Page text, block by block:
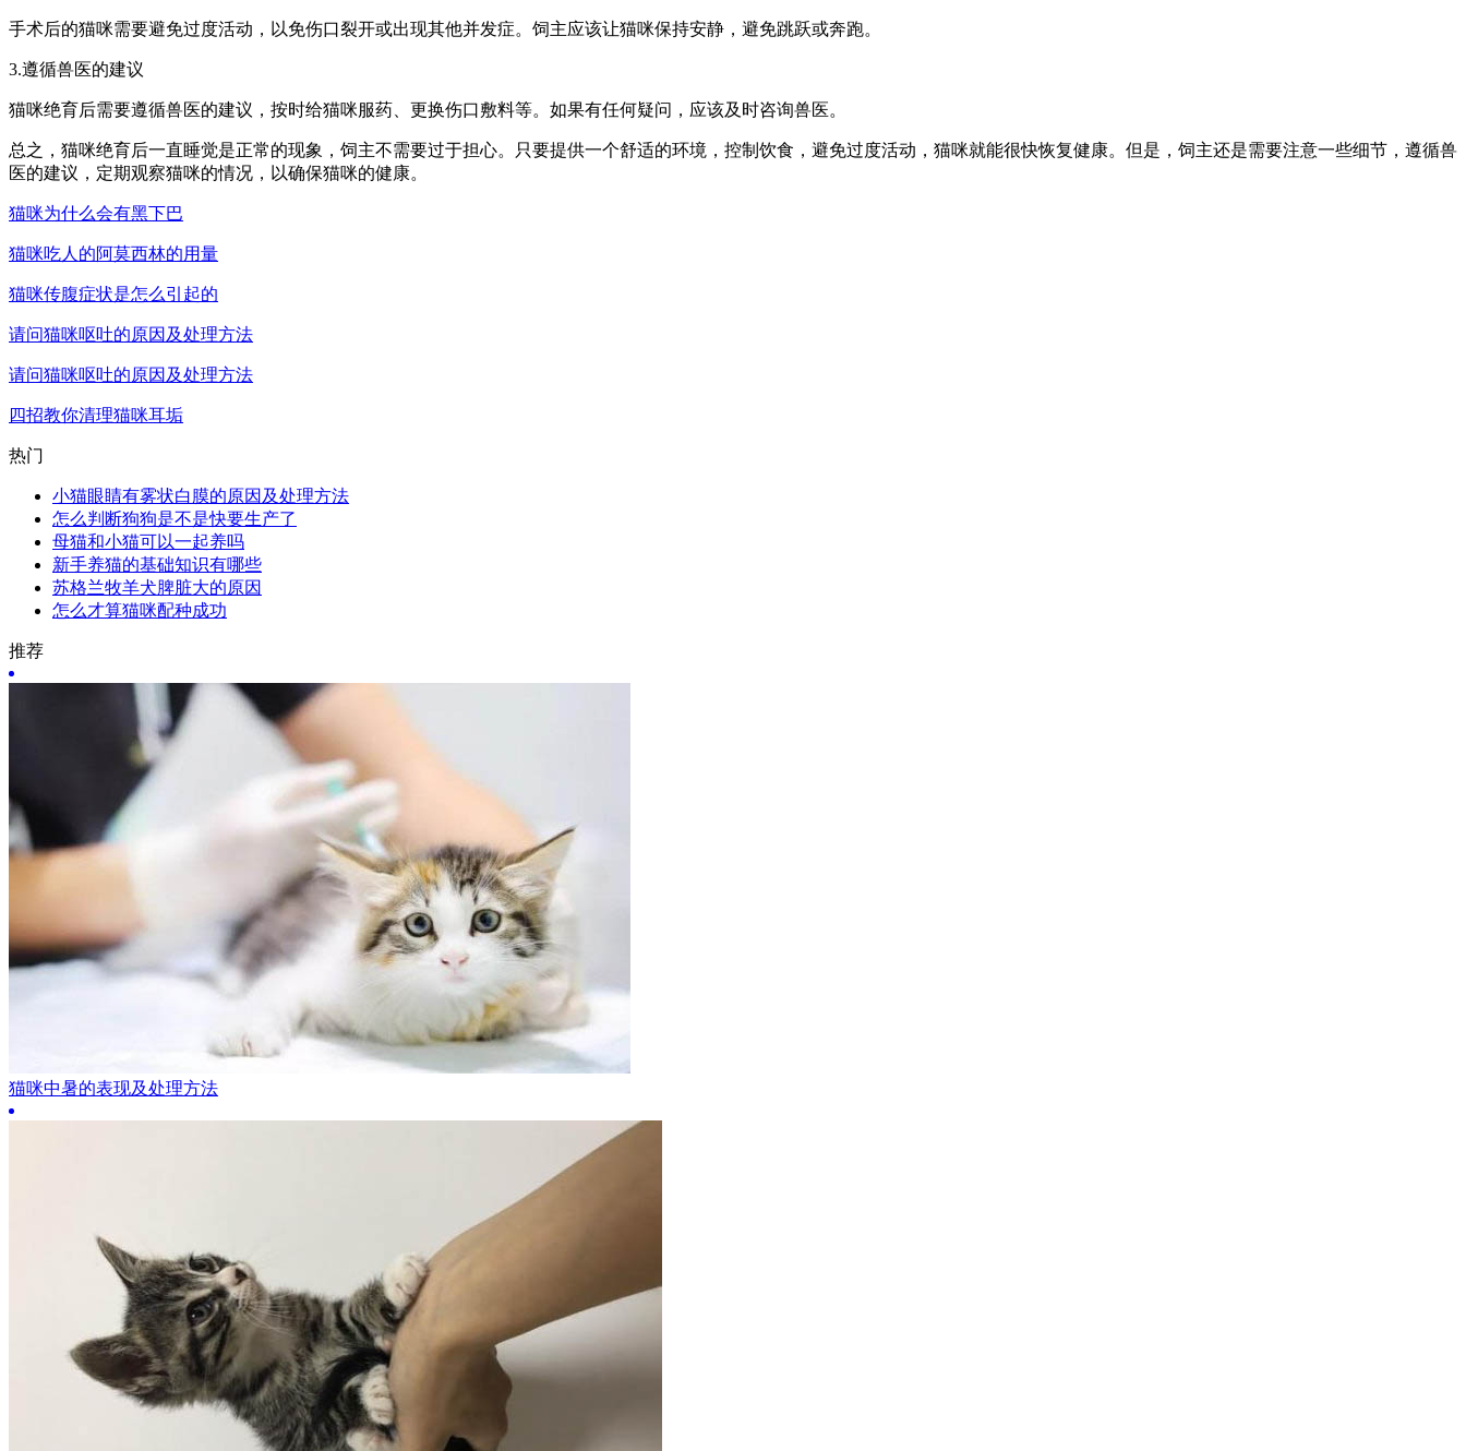
手术后的猫咪需要避免过度活动，以免伤口裂开或出现其他并发症。饲主应该让猫咪保持安静，避免跳跃或奔跑。
3.遵循兽医的建议
猫咪绝育后需要遵循兽医的建议，按时给猫咪服药、更换伤口敷料等。如果有任何疑问，应该及时咨询兽医。
总之，猫咪绝育后一直睡觉是正常的现象，饲主不需要过于担心。只要提供一个舒适的环境，控制饮食，避免过度活动，猫咪就能很快恢复健康。但是，饲主还是需要注意一些细节，遵循兽
医的建议，定期观察猫咪的情况，以确保猫咪的健康。
猫咪为什么会有黑下巴
猫咪吃人的阿莫西林的用量
猫咪传腹症状是怎么引起的
请问猫咪呕吐的原因及处理方法
请问猫咪呕吐的原因及处理方法
四招教你清理猫咪耳垢
热门
小猫眼睛有雾状白膜的原因及处理方法
怎么判断狗狗是不是快要生产了
母猫和小猫可以一起养吗
新手养猫的基础知识有哪些
苏格兰牧羊犬脾脏大的原因
怎么才算猫咪配种成功
推荐
猫咪中暑的表现及处理方法